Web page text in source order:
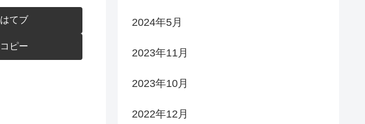
はてブ
コピー
2024年5月
2023年11月
2023年10月
2022年12月